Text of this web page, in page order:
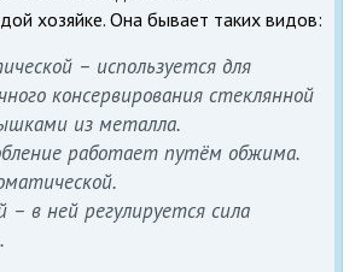
хозяйке. Она бывает таких видов:
– используется для
консервирования стеклянной
из металла.
работает путём обжима.
– в ней регулируется сила